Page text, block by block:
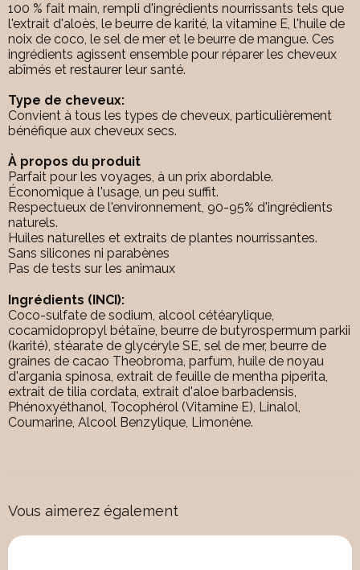
100 % fait main, rempli d'ingrédients nourrissants tels que
l'extrait d'aloès, le beurre de karité, la vitamine E, l'huile de
noix de coco, le sel de mer et le beurre de mangue. Ces
ingrédients agissent ensemble pour réparer les cheveux
abîmés et restaurer leur santé.
Type de cheveux:
Convient à tous les types de cheveux, particulièrement
bénéfique aux cheveux secs.
À propos du produit
Parfait pour les voyages, à un prix abordable.
Économique à l'usage, un peu suffit.
Respectueux de l'environnement, 90-95% d'ingrédients
naturels.
Huiles naturelles et extraits de plantes nourrissantes.
Sans silicones ni parabènes
Pas de tests sur les animaux
Ingrédients (INCI):
Coco-sulfate de sodium, alcool cétéarylique,
cocamidopropyl bétaïne, beurre de butyrospermum parkii
(karité), stéarate de glycéryle SE, sel de mer, beurre de
graines de cacao Theobroma, parfum, huile de noyau
d'argania spinosa, extrait de feuille de mentha piperita,
extrait de tilia cordata, extrait d'aloe barbadensis,
Phénoxyéthanol, Tocophérol (Vitamine E), Linalol,
Coumarine, Alcool Benzylique, Limonène.
Vous aimerez également